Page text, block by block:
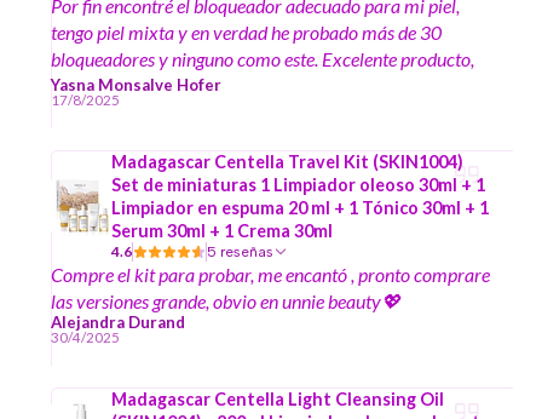
Por fin encontré el bloqueador adecuado para mi piel,
tengo piel mixta y en verdad he probado más de 30
bloqueadores y ninguno como este. Excelente producto,
lo recomiendo a mil
Yasna Monsalve Hofer
17/8/2025
Madagascar Centella Travel Kit (SKIN1004)
Set de miniaturas 1 Limpiador oleoso 30ml + 1
Limpiador en espuma 20 ml + 1 Tónico 30ml + 1
Serum 30ml + 1 Crema 30ml
4.6 5 reseñas
Compre el kit para probar, me encantó , pronto comprare
las versiones grande, obvio en unnie beauty💖
Alejandra Durand
30/4/2025
Madagascar Centella Light Cleansing Oil